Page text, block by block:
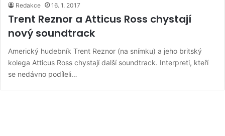
Redakce 16. 1. 2017
Trent Reznor a Atticus Ross chystají
nový soundtrack
Americký hudebník Trent Reznor (na snímku) a jeho britský
kolega Atticus Ross chystají další soundtrack. Interpreti, kteří
se nedávno podíleli…